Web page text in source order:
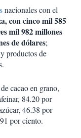
nacionales con el
con cinco mil 585
mil 982 millones
de dólares;
productos de
cacao en grano,
84.20 por
46.38 por
por ciento.